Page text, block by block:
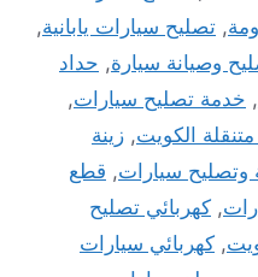
, تصليح سيارات يابانية,
وصيانة سيارة, حداد
, خدمة تصليح سيارات,
الكويت, زينة
وتصليح سيارات, قطع
, كهربائي تصليح
, كهربائي سيارات